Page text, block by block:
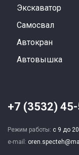
Экскаватор
Самосвал
Автокран
Автовышка
+7 (3532)
Режим работы: с 9 до
e-mail: